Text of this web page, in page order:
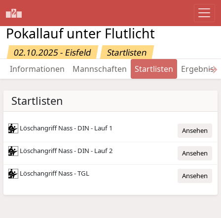
Pokallauf unter Flutlicht
02.10.2025 - Eisfeld Startlisten
Informationen Mannschaften Startlisten →
Startlisten
Löschangriff Nass - DIN - Lauf 1 Ansehen
Löschangriff Nass - DIN - Lauf 2 Ansehen
Löschangriff Nass - TGL Ansehen